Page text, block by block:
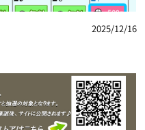
2025/12/16